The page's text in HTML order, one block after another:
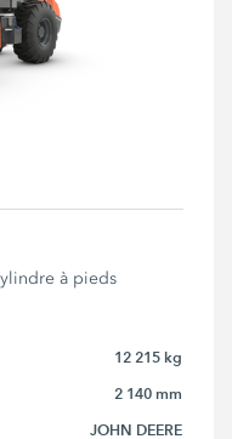
à pieds
12 215 kg
2 140 mm
JOHN DEERE